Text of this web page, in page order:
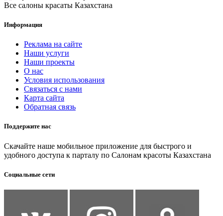
Все салоны красаты Казахстана
Информация
Реклама на сайте
Наши услуги
Наши проекты
О нас
Условия использования
Связаться с нами
Карта сайта
Обратная связь
Поддержите нас
Скачайте наше мобильное приложение для быстрого и
удобного доступа к парталу по Салонам красоты Казахстана
Социальные сети